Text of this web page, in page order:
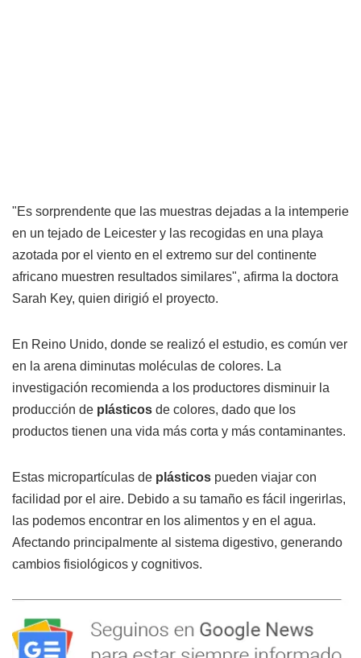
"Es sorprendente que las muestras dejadas a la intemperie
en un tejado de Leicester y las recogidas en una playa
azotada por el viento en el extremo sur del continente
africano muestren resultados similares", afirma la doctora
Sarah Key, quien dirigió el proyecto.
En Reino Unido, donde se realizó el estudio, es común ver
en la arena diminutas moléculas de colores. La
investigación recomienda a los productores disminuir la
producción de plásticos de colores, dado que los
productos tienen una vida más corta y más contaminantes.
Estas micropartículas de plásticos pueden viajar con
facilidad por el aire. Debido a su tamaño es fácil ingerirlas,
las podemos encontrar en los alimentos y en el agua.
Afectando principalmente al sistema digestivo, generando
cambios fisiológicos y cognitivos.